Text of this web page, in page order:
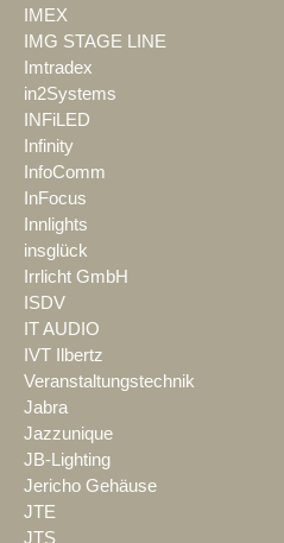
IMEX
IMG STAGE LINE
Imtradex
in2Systems
INFiLED
Infinity
InfoComm
InFocus
Innlights
insglück
Irrlicht GmbH
ISDV
IT AUDIO
IVT Ilbertz
Veranstaltungstechnik
Jabra
Jazzunique
JB-Lighting
Jericho Gehäuse
JTE
JTS